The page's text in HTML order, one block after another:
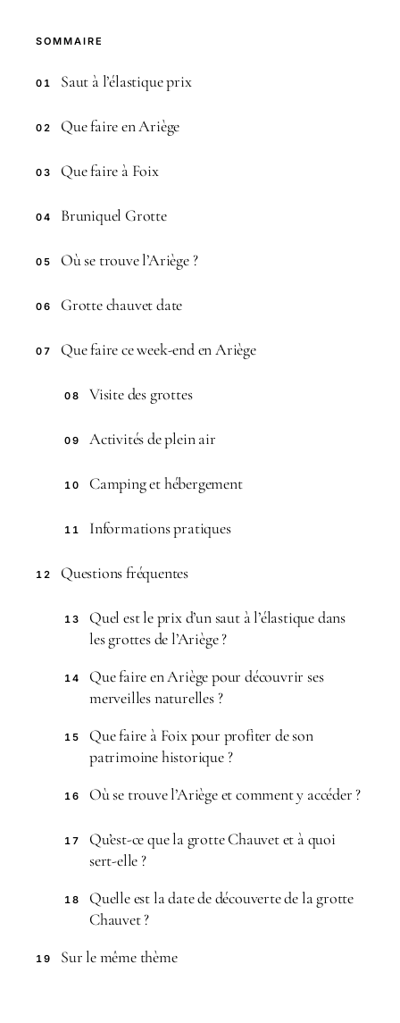
SOMMAIRE
01 Saut à l’élastique prix
02 Que faire en Ariège
03 Que faire à Foix
04 Bruniquel Grotte
05 Où se trouve l’Ariège ?
06 Grotte chauvet date
07 Que faire ce week-end en Ariège
08 Visite des grottes
09 Activités de plein air
10 Camping et hébergement
11 Informations pratiques
12 Questions fréquentes
13
Quel est le prix d’un saut à l’élastique dans
les grottes de l’Ariège ?
14
Que faire en Ariège pour découvrir ses
merveilles naturelles ?
15
Que faire à Foix pour profiter de son
patrimoine historique ?
16 Où se trouve l’Ariège et comment y accéder ?
17
Qu’est-ce que la grotte Chauvet et à quoi
sert-elle ?
18
Quelle est la date de découverte de la grotte
Chauvet ?
19 Sur le même thème